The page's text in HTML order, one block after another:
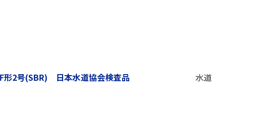
形2号(SBR) 日本水道協会検査品 水道